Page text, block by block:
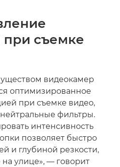
при съемке
видеокамер
оптимизированное
при съемке видео,
фильтры.
интенсивность
позволяет быстро
и глубиной резкости,
улице», — говорит